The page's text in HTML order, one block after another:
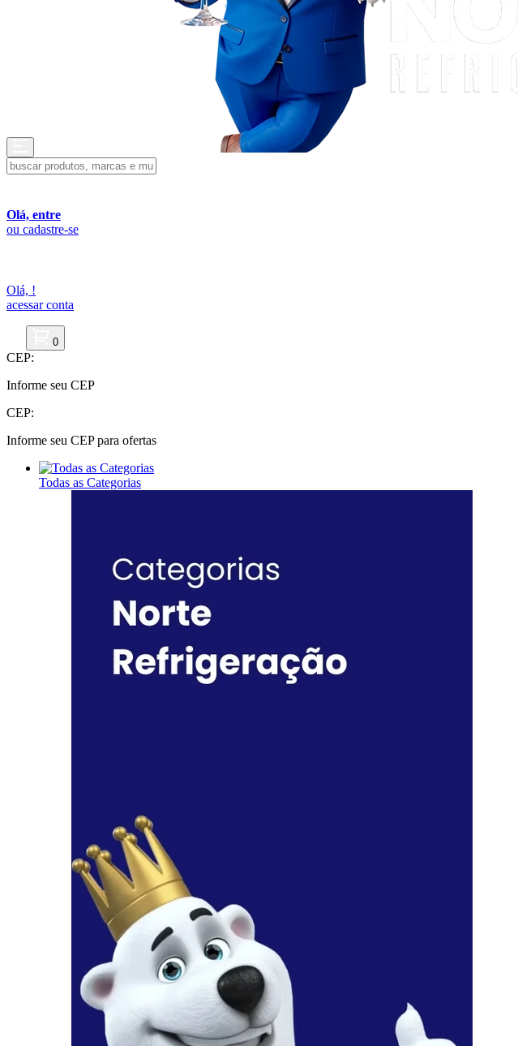
Olá, entre
ou cadastre-se
Olá, !
acessar conta
0
CEP:
Informe seu CEP
CEP:
Informe seu CEP para ofertas
Todas as Categorias